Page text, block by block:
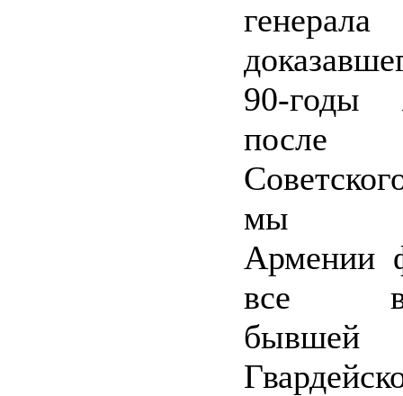
90-
после
мы
Армении
все